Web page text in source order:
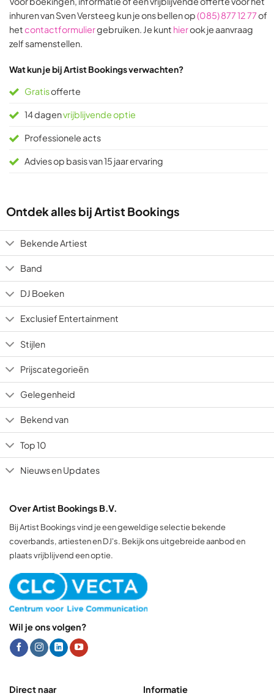
31
ratings
9
ratings
inhuren van Sven Versteeg kun je ons bellen op(085) 877 12 77of
hetcontactformuliergebruiken. Je kunt hierook je aanvraag
zelf samenstellen.
Wat kun je bij Artist Bookings verwachten?
Gratisofferte
14 dagenvrijblijvende optie
Professionele acts
Advies op basis van 15 jaar ervaring
Ontdek alles bij Artist Bookings
Bekende Artiest
Band
DJ Boeken
Exclusief Entertainment
Stijlen
Prijscategorieën
Gelegenheid
Bekend van
Top 10
Nieuws en Updates
Over Artist Bookings B.V.
Bij Artist Bookings vind je een geweldige selectie bekende
coverbands, artiesten en DJ's. Bekijk ons uitgebreide aanbod en
plaats vrijblijvend een optie.
Wil je ons volgen?
Direct naar Informatie